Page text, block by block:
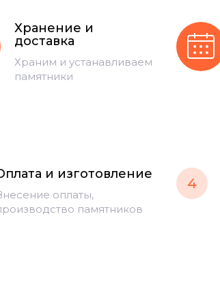
Хранение и
доставка
Храним и устанавливаем
памятники
и изготовление
оплаты,
памятников
4